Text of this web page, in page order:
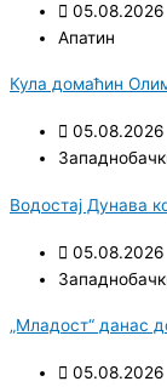
05.08.2026
Апатин
Кула домаћин
05.08.2026
Водостај Дунава
05.08.2026
„Младост“ данас
05.08.2026